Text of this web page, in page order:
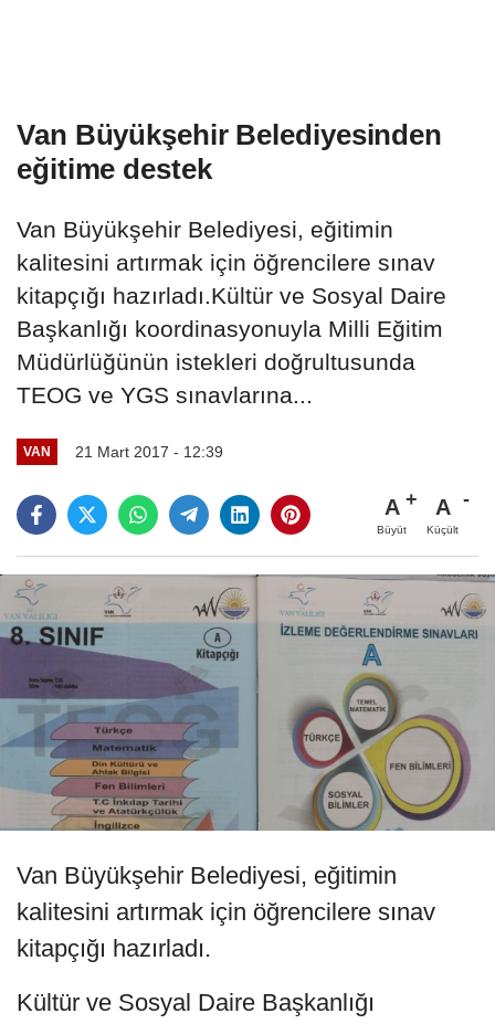
Van Büyükşehir Belediyesinden
eğitime destek
Van Büyükşehir Belediyesi, eğitimin
kalitesini artırmak için öğrencilere sınav
kitapçığı hazırladı.Kültür ve Sosyal Daire
Başkanlığı koordinasyonuyla Milli Eğitim
Müdürlüğünün istekleri doğrultusunda
TEOG ve YGS sınavlarına...
VAN 21 Mart 2017 - 12:39
A
Büyüt
A
Küçült
Van Büyükşehir Belediyesi, eğitimin
kalitesini artırmak için öğrencilere sınav
kitapçığı hazırladı.
Kültür ve Sosyal Daire Başkanlığı